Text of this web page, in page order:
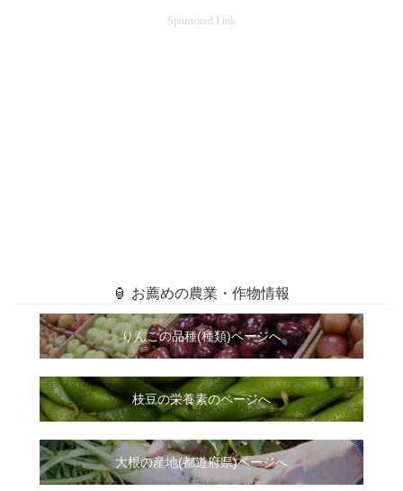
Sponsored Link
🏮 お薦めの農業・作物情報
りんごの品種(種類)ページへ
枝豆の栄養素のページへ
大根の産地(都道府県)ページへ